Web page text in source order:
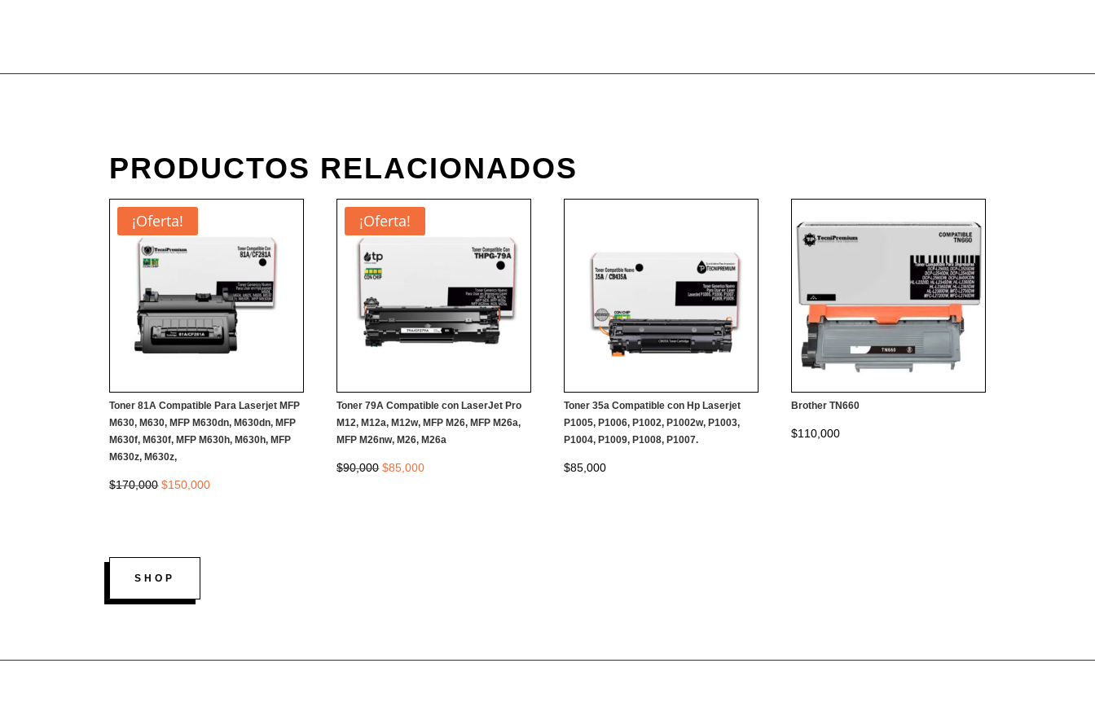
PRODUCTOS RELACIONADOS
¡Oferta!
Toner 81A Compatible Para Laserjet MFP
M630, M630, MFP M630dn, M630dn, MFP
M630f, M630f, MFP M630h, M630h, MFP
M630z, M630z,
$170,000 El
$170,000.
$150,000El
¡Oferta!
Toner 79A Compatible con LaserJet Pro
M12, M12a, M12w, MFP M26, MFP M26a,
MFP M26nw, M26, M26a
$90,000 El
$85,000El
Toner 35a Compatible con Hp Laserjet
P1005, P1006, P1002, P1002w, P1003,
P1004, P1009, P1008, P1007.
$85,000
Brother TN660
$110,000
SHOP